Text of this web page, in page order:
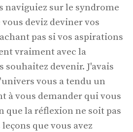
naviguiez sur le syndrome
deviz deviner vos
pas si vos aspirations
vraiment avec la
souhaitez devenir. J'avais
vous a tendu un
à vous demander qui vous
que la réflexion ne soit pas
que vous avez